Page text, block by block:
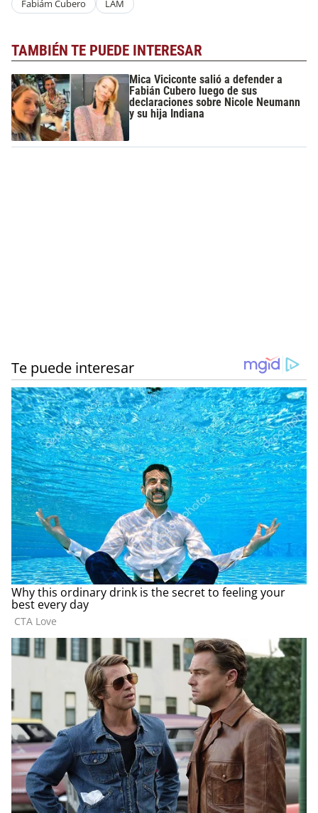
Fabiám Cubero LAM
TAMBIÉN TE PUEDE INTERESAR
Mica Viciconte salió a defender a
Fabián Cubero luego de sus
declaraciones sobre Nicole Neumann
y su hija Indiana